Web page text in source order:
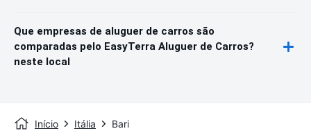
Que empresas de aluguer de carros são
comparadas pelo EasyTerra Aluguer de Carros?
neste local
Início Itália Bari